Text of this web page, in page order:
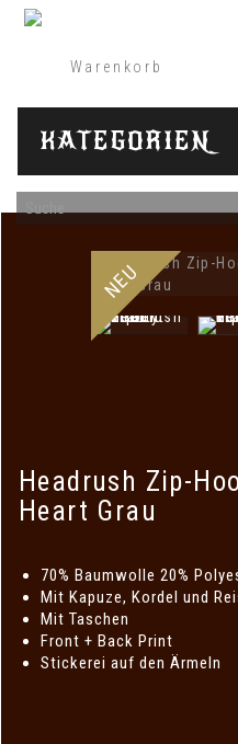
Warenkorb
KATEGORIEN
NEU
Headrush Zip-
Heart Grau
70% Baumwolle 20%
Mit Kapuze, Kordel und
Mit Taschen
Front + Back Print
Stickerei auf den Ärmeln